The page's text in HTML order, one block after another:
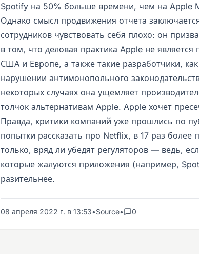
Spotify на 50% больше времени, чем на Apple
Однако смысл продвижения отчета
сотрудников чувствовать себя плохо: он
в том, что деловая практика Apple не
США и Европе, а также такие разработчики,
нарушении антимонопольного
некоторых случаях она ущемляет
толчок альтернативам Apple. Apple хочет
Правда, критики компаний уже прошлись по
попытки рассказать про Netflix, в 17 раз
только, вряд ли убедят регуляторов — ведь,
которые жалуются приложения (например,
разительнее.
08 апреля 2022 г. в 13:53•Source• 0